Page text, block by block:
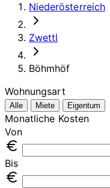
Niederösterreich
Zwettl
Böhmhöf
Wohnungsart
Alle Miete Eigentum
Monatliche Kosten
Von
Bis